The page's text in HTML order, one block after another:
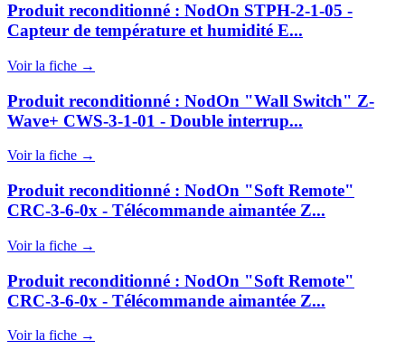
Produit reconditionné : NodOn STPH-2-1-05 -
Capteur de température et humidité E...
Voir la fiche →
Produit reconditionné : NodOn "Wall Switch" Z-
Wave+ CWS-3-1-01 - Double interrup...
Voir la fiche →
Produit reconditionné : NodOn "Soft Remote"
CRC-3-6-0x - Télécommande aimantée Z...
Voir la fiche →
Produit reconditionné : NodOn "Soft Remote"
CRC-3-6-0x - Télécommande aimantée Z...
Voir la fiche →